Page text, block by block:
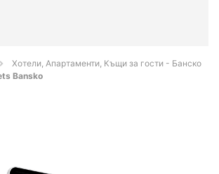
Хотели, Апартаменти, Къщи за гости - Банско
Bansko